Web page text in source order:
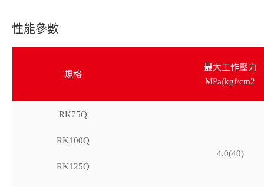
性能參數
規格
最大工作壓力
MPa(kgf/cm2
RK75Q
4.0(40)
RK100Q
RK125Q